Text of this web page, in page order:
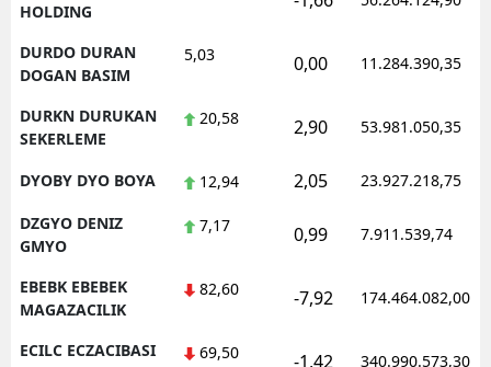
HOLDING
DURDO DURAN
DOGAN BASIM
5,03 0,00 11.284.390,35
DURKN DURUKAN
SEKERLEME
20,58 2,90 53.981.050,35
DYOBY DYO BOYA 12,94 2,05 23.927.218,75
DZGYO DENIZ
GMYO
7,17 0,99 7.911.539,74
EBEBK EBEBEK
MAGAZACILIK
82,60 -7,92 174.464.082,00
ECILC ECZACIBASI
69,50 -1,42 340.990.573,30